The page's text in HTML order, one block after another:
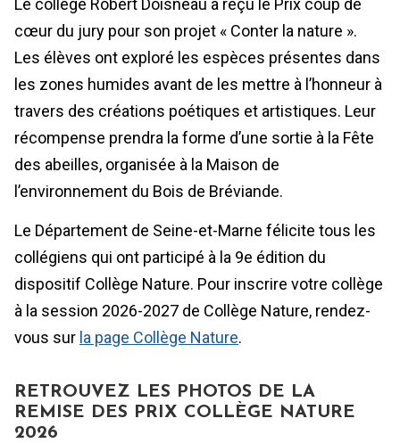
Le collège Robert Doisneau a reçu le Prix coup de
cœur du jury pour son projet « Conter la nature ».
Les élèves ont exploré les espèces présentes dans
les zones humides avant de les mettre à l’honneur à
travers des créations poétiques et artistiques. Leur
récompense prendra la forme d’une sortie à la Fête
des abeilles, organisée à la Maison de
l’environnement du Bois de Bréviande.
Le Département de Seine-et-Marne félicite tous les
collégiens qui ont participé à la 9e édition du
dispositif Collège Nature. Pour inscrire votre collège
à la session 2026-2027 de Collège Nature, rendez-
vous sur la page Collège Nature.
RETROUVEZ LES PHOTOS DE LA
REMISE DES PRIX COLLÈGE NATURE
2026